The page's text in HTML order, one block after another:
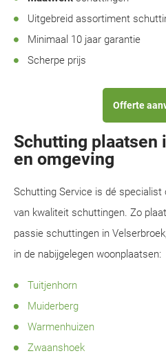
Uitgebreid assortiment
Minimaal 10 jaar garantie
Scherpe prijs
Offerte
Schutting plaatsen
en omgeving
Schutting Service is dé specialist
van kwaliteit schuttingen. Zo
passie schuttingen in
in de nabijgelegen woonplaatsen:
Tuitjenhorn
Muiderberg
Warmenhuizen
Zwaanshoek